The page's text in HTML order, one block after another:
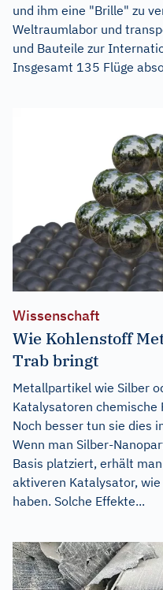
und ihm eine "Brille" zu
Weltraumlabor und
und Bauteile zur
Insgesamt 135 Flüge
Wissenschaft
Wie Kohlenstoff
Trab bringt
Metallpartikel wie Silber
Katalysatoren chemische
Noch besser tun sie dies
Wenn man Silber-
Basis platziert, erhält
aktiveren Katalysator,
haben. Solche Effekte...